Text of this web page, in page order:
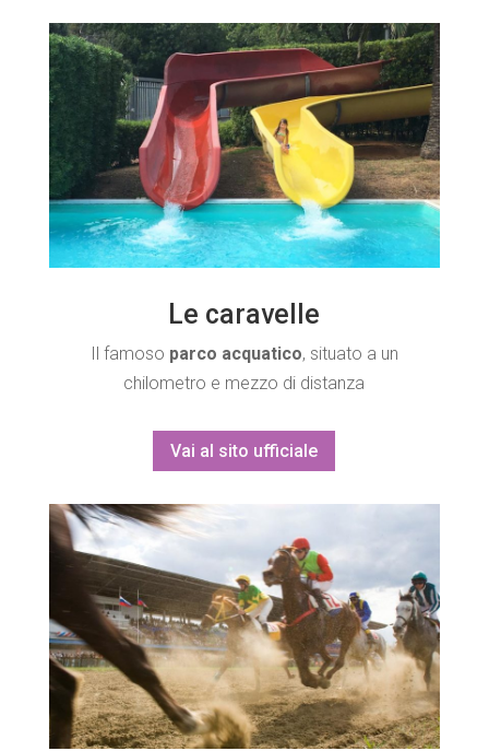
Le caravelle
Il famoso parco acquatico, situato a un
chilometro e mezzo di distanza
Vai al sito ufficiale